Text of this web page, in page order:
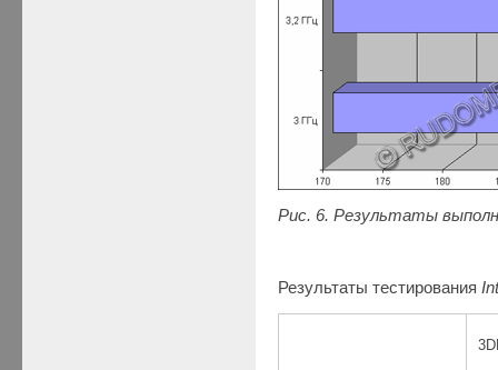
Рис. 6. Результаты
Результаты тестирования